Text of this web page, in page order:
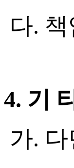
다.
4. 기
가.